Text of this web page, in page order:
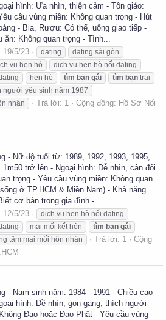
hình: Ưa nhìn, thiện cảm - Tôn giáo:
cầu vùng miền: Không quan trọng - Hút
- Bia, Rượu: Có thể, uống giao tiếp -
ăn: Không quan trọng - Tình...
19/5/23 dating
dating sài gòn
vụ hẹn hò
dịch vụ hẹn hò nối dating
hẹn hò tìm bạn gái tìm bạn trai
người yêu sinh năm 1987
nhân
Trả lời: 1 Cộng đồng: Hồ Sơ Nối
- Nữ độ tuổi từ: 1989, 1992, 1993, 1995,
1m50 trở lên - Ngoại hình: Dễ nhìn, cân đối
trọng - Yêu cầu vùng miền: Không quan
ở TP.HCM & Miền Nam) - Khả năng
cơ bản trong gia đình -...
12/5/23
dịch vụ hẹn hò nối dating
mai mối kết hôn tìm bạn gái
tâm mai mối hôn nhân Trả lời: 1
Cộng
- Nam sinh năm: 1984 - 1991 - Chiều cao
hình: Dề nhìn, gọn gạng, thích người
Đạo hoặc Đạo Phật - Yêu cầu vùng